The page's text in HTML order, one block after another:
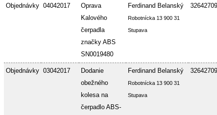
Objednávky 04042017
Oprava
Kalového
čerpadla
značky ABS
SN0019480
Ferdinand Belanský
Robotnícka 13 900 31
Stupava
32642709
Objednávky 03042017
Dodanie
obežného
kolesa na
čerpadlo ABS-
Ferdinand Belanský
Robotnícka 13 900 31
Stupava
32642709